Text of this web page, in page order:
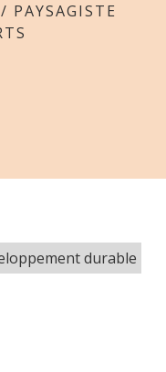
/ PAYSAGISTE
durable